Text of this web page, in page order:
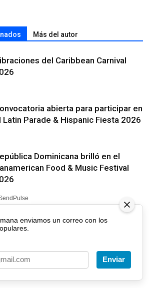
Más del autor
del Caribbean Carnival
abierta para participar en
Latin Parade & Hispanic Fiesta 2026
Dominicana brilló en el
Food & Music Festival
enviamos un correo con los
Enviar